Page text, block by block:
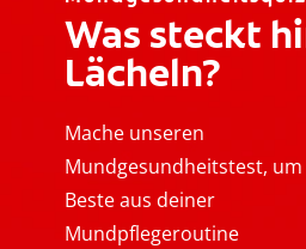
Was steckt
Lächeln?
Mache unseren
Mundgesundheitstest, um
Beste aus deiner
Mundpflegeroutine